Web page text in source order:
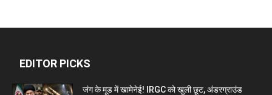
EDITOR PICKS
जंग के मूड में खामेनेई! IRGC को खुली छूट, अंडरग्राउंड